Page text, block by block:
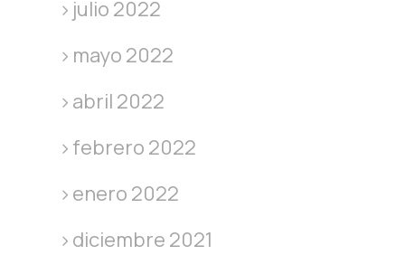
julio 2022
mayo 2022
abril 2022
febrero 2022
enero 2022
diciembre 2021